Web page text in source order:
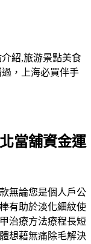
紹,旅游景點美食
，上海必買伴手
當舖資金運
無論您是個人戶公
有助於淡化細紋使
治療方法療程長短
想藉無痛除毛解決